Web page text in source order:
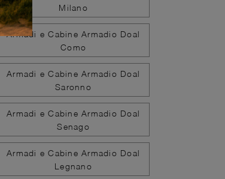
Milano
Armadi e Cabine Armadio Doal
Como
Armadi e Cabine Armadio Doal
Saronno
Armadi e Cabine Armadio Doal
Senago
Armadi e Cabine Armadio Doal
Legnano